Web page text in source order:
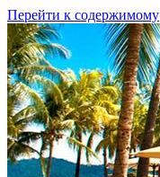
Перейти к содержимому